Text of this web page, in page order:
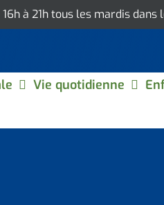
à 21h tous les mardis
Vie quotidienne